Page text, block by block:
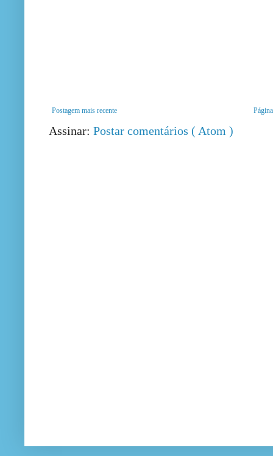
Postagem mais recente
Assinar: Postar comentários ( Atom )